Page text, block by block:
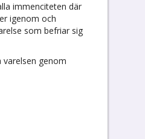
immenciteten där
igenom och
som befriar sig
varelsen genom